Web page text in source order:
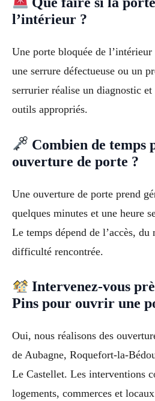
l’intérieur ?
Une porte bloquée de l’intérieur
une serrure défectueuse ou un
serrurier réalise un diagnostic
outils appropriés.
Combien de temps
ouverture de porte ?
Une ouverture de porte prend
quelques minutes et une heure
Le temps dépend de l’accès, du
difficulté rencontrée.
Intervenez-vous
Pins pour ouvrir une
Oui, nous réalisons des
de Aubagne, Roquefort-la-
Le Castellet. Les interventions
logements, commerces et